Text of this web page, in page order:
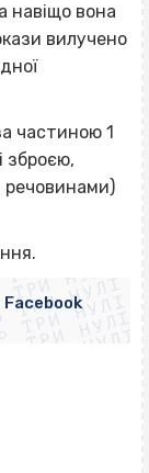
навіщо вона
вилучено
частиною 1
зброєю,
речовинами)
НУЛІ
НУЛІ
НУЛІ
НУЛІ
ТРИ НУЛІ
ТРИ НУЛІ
ТРИ НУЛІ
ТРИ НУЛІ
Facebook